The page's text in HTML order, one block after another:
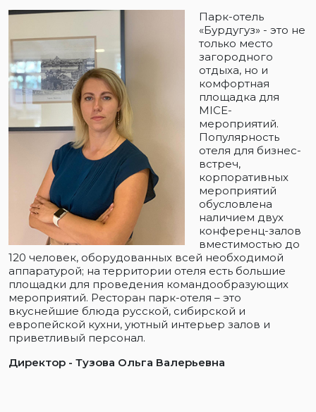
Парк-отель
«Бурдугуз» - это не
только место
загородного
отдыха, но и
комфортная
площадка для
MICE-
мероприятий.
Популярность
отеля для бизнес-
встреч,
корпоративных
мероприятий
обусловлена
наличием двух
конференц-залов
вместимостью до
120 человек, оборудованных всей необходимой
аппаратурой; на территории отеля есть большие
площадки для проведения командообразующих
мероприятий. Ресторан парк-отеля – это
вкуснейшие блюда русской, сибирской и
европейской кухни, уютный интерьер залов и
приветливый персонал.
Директор - Тузова Ольга Валерьевна